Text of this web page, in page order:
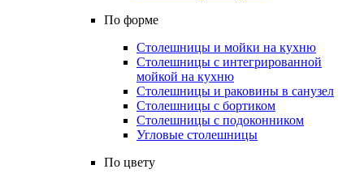
По форме
Столешницы и мойки на кухню
Столешницы с интегрированной
мойкой на кухню
Столешницы и раковины в санузел
Столешницы с бортиком
Столешницы с подоконником
Угловые столешницы
По цвету